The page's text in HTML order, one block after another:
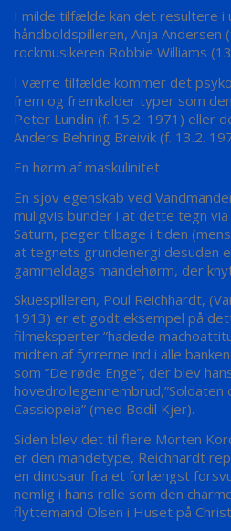
I milde tilfælde kan det resultere i
håndboldspilleren, Anja Andersen
rockmusikeren Robbie Williams
I værre tilfælde kommer det
frem og fremkalder typer som
Peter Lundin (f. 15.2. 1971) eller
Anders Behring Breivik (f. 13.2.
En hørm af maskulinitet
En sjov egenskab ved
muligvis bunder i at dette tegn
Saturn, peger tilbage i tiden
at tegnets grundenergi desuden
gammeldags mandehørm, der
Skuespilleren, Poul Reichhardt,
1913) er et godt eksempel på
filmeksperter ”hadede
midten af fyrrerne ind i alle
som ”De røde Enge”, der blev
hovedrollegennembrud,”Soldaten
Cassiopeia” (med Bodil Kjer).
Siden blev det til flere Morten
er den mandetype, Reichhardt
en dinosaur fra et forlængst
nemlig i hans rolle som den
flyttemand Olsen i Huset på